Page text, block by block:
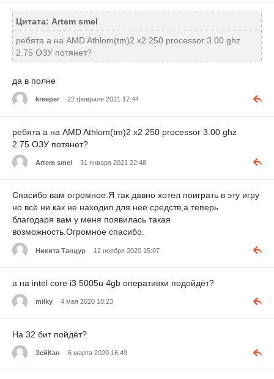
Цитата: Artem smel
ребята а на AMD Athlom(tm)2 x2 250 processor 3.00 ghz
2.75 ОЗУ потянет?
да в полне
kreeper 22 февраля 2021 17:44
ребята а на AMD Athlom(tm)2 x2 250 processor 3.00 ghz
2.75 ОЗУ потянет?
Artem smel 31 января 2021 22:48
Спасибо вам огромное.Я так давно хотел поиграть в эту игру
но всё ни как не находил для неё средств,а теперь
благодаря вам у меня появилась такая
возможность.Огромное спасибо.
Никита Танцур 12 ноября 2020 15:07
а на intel core i3 5005u 4gb оперативки подойдёт?
milky 4 мая 2020 10:23
На 32 бит пойдёт?
ЗейКан 6 марта 2020 16:49